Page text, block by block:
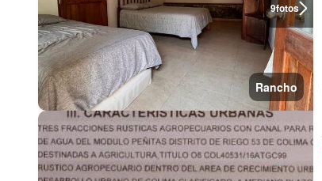
9fotos
Rancho